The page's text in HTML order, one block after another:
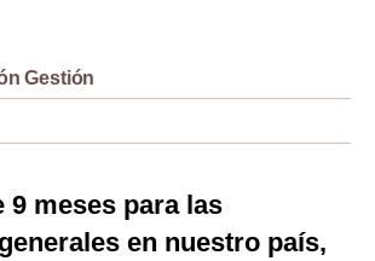
Gestión
9 meses para las
en nuestro país,